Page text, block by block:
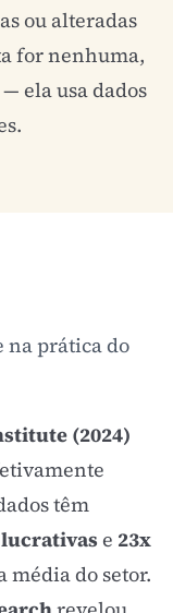
ou alteradas
for nenhuma,
ela usa dados
na prática do
(2024)
têm
e 23x
média do setor.